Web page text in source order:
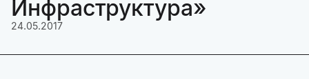
Инфраструктура»
24.05.2017